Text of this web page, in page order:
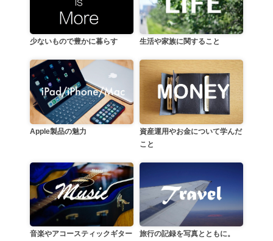
少ないもので豊かに暮らす 生活や家族に関すること
Apple製品の魅力
資産運用やお金について学んだ
こと
音楽やアコースティックギター
旅行の記録を写真とともに。